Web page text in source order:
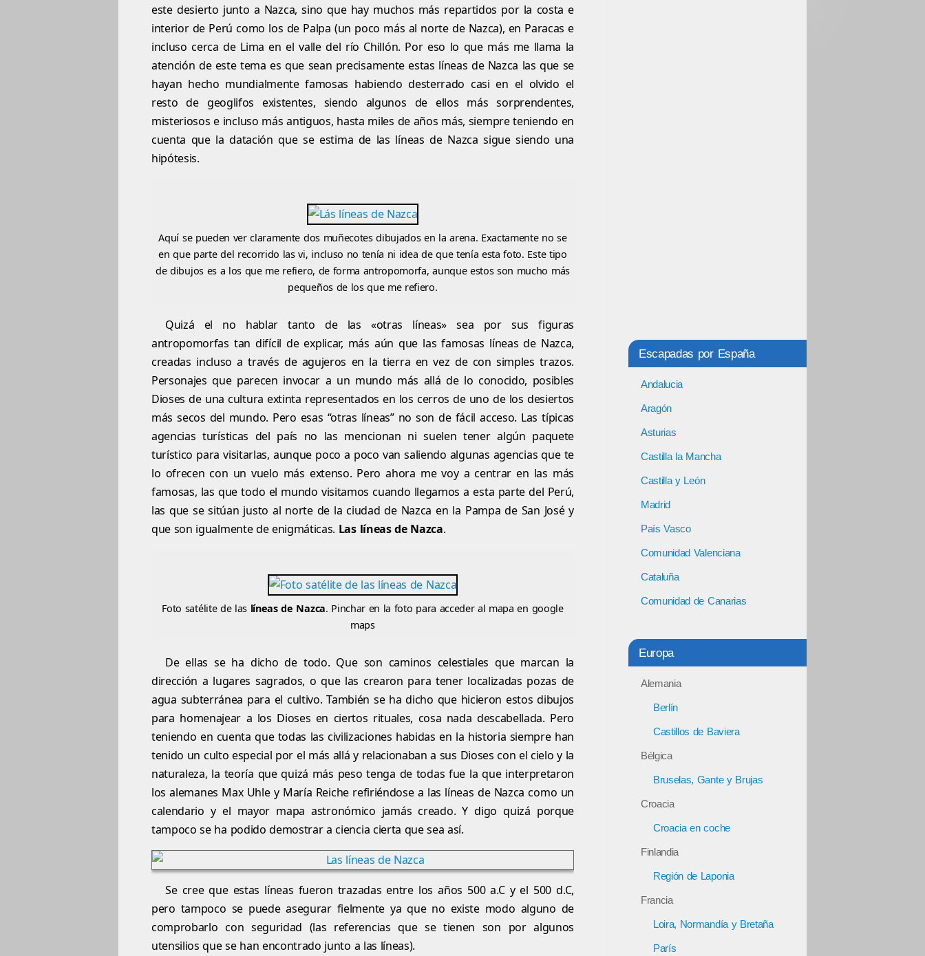
este desierto junto a Nazca, sino que hay muchos más repartidos por la costa e
interior de Perú como los de Palpa (un poco más al norte de Nazca), en Paracas e
incluso cerca de Lima en el valle del río Chillón. Por eso lo que más me llama la
atención de este tema es que sean precisamente estas líneas de Nazca las que se
hayan hecho mundialmente famosas habiendo desterrado casi en el olvido el
resto de geoglifos existentes, siendo algunos de ellos más sorprendentes,
misteriosos e incluso más antiguos, hasta miles de años más, siempre teniendo en
cuenta que la datación que se estima de las líneas de Nazca sigue siendo una
hipótesis.
Aquí se pueden ver claramente dos muñecotes dibujados en la arena. Exactamente no se
en que parte del recorrido las vi, incluso no tenía ni idea de que tenía esta foto. Este tipo
de dibujos es a los que me refiero, de forma antropomorfa, aunque estos son mucho más
pequeños de los que me refiero.
Quizá el no hablar tanto de las «otras líneas» sea por sus figuras
antropomorfas tan difícil de explicar, más aún que las famosas líneas de Nazca,
creadas incluso a través de agujeros en la tierra en vez de con simples trazos.
Personajes que parecen invocar a un mundo más allá de lo conocido, posibles
Dioses de una cultura extinta representados en los cerros de uno de los desiertos
más secos del mundo. Pero esas “otras líneas” no son de fácil acceso. Las típicas
agencias turísticas del país no las mencionan ni suelen tener algún paquete
turístico para visitarlas, aunque poco a poco van saliendo algunas agencias que te
lo ofrecen con un vuelo más extenso. Pero ahora me voy a centrar en las más
famosas, las que todo el mundo visitamos cuando llegamos a esta parte del Perú,
las que se sitúan justo al norte de la ciudad de Nazca en la Pampa de San José y
que son igualmente de enigmáticas. Las líneas de Nazca.
Foto satélite de las líneas de Nazca. Pinchar en la foto para acceder al mapa en google
maps
De ellas se ha dicho de todo. Que son caminos celestiales que marcan la
dirección a lugares sagrados, o que las crearon para tener localizadas pozas de
agua subterránea para el cultivo. También se ha dicho que hicieron estos dibujos
para homenajear a los Dioses en ciertos rituales, cosa nada descabellada. Pero
teniendo en cuenta que todas las civilizaciones habidas en la historia siempre han
tenido un culto especial por el más allá y relacionaban a sus Dioses con el cielo y la
naturaleza, la teoría que quizá más peso tenga de todas fue la que interpretaron
los alemanes Max Uhle y María Reiche refiriéndose a las líneas de Nazca como un
calendario y el mayor mapa astronómico jamás creado. Y digo quizá porque
tampoco se ha podido demostrar a ciencia cierta que sea así.
Se cree que estas líneas fueron trazadas entre los años 500 a.C y el 500 d.C,
pero tampoco se puede asegurar fielmente ya que no existe modo alguno de
comprobarlo con seguridad (las referencias que se tienen son por algunos
utensilios que se han encontrado junto a las líneas).
Escapadas por España
Andalucia
Aragón
Asturias
Castilla la Mancha
Castilla y León
Madrid
País Vasco
Comunidad Valenciana
Cataluña
Comunidad de Canarias
Europa
Alemania
Berlín
Castillos de Baviera
Bélgica
Bruselas, Gante y Brujas
Croacia
Croacia en coche
Finlandia
Región de Laponia
Francia
Loira, Normandía y Bretaña
París